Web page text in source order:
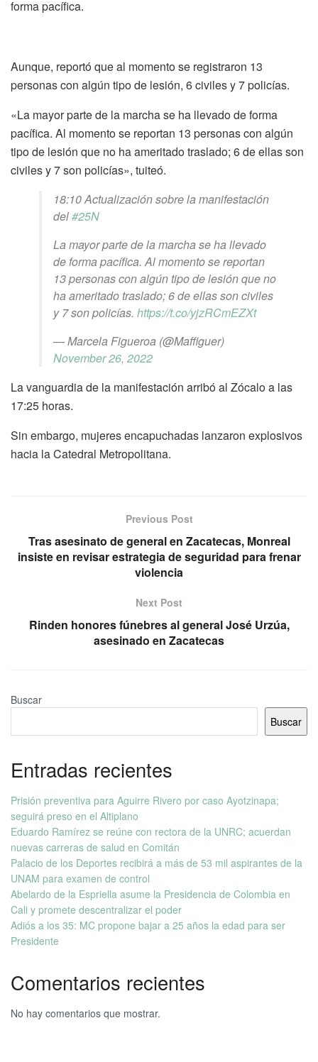
forma pacífica.
Aunque, reportó que al momento se registraron 13
personas con algún tipo de lesión, 6 civiles y 7 policías.
«La mayor parte de la marcha se ha llevado de forma
pacífica. Al momento se reportan 13 personas con algún
tipo de lesión que no ha ameritado traslado; 6 de ellas son
civiles y 7 son policías», tuiteó.
18:10 Actualización sobre la manifestación
del#25N
La mayor parte de la marcha se ha llevado
de forma pacífica. Al momento se reportan
13 personas con algún tipo de lesión que no
ha ameritado traslado; 6 de ellas son civiles
y 7 son policías. https://t.co/yjzRCmEZXt
— Marcela Figueroa (@Maffiguer)
November 26, 2022
La vanguardia de la manifestación arribó al Zócalo a las
17:25 horas.
Sin embargo, mujeres encapuchadas lanzaron explosivos
hacia la Catedral Metropolitana.
Previous Post
Tras asesinato de general en Zacatecas, Monreal
insiste en revisar estrategia de seguridad para frenar
violencia
Next Post
Rinden honores fúnebres al general José Urzúa,
asesinado en Zacatecas
Buscar
Buscar
Entradas recientes
Prisión preventiva para Aguirre Rivero por caso Ayotzinapa;
seguirá preso en el Altiplano
Eduardo Ramírez se reúne con rectora de la UNRC; acuerdan
nuevas carreras de salud en Comitán
Palacio de los Deportes recibirá a más de 53 mil aspirantes de la
UNAM para examen de control
Abelardo de la Espriella asume la Presidencia de Colombia en
Cali y promete descentralizar el poder
Adiós a los 35: MC propone bajar a 25 años la edad para ser
Presidente
Comentarios recientes
No hay comentarios que mostrar.